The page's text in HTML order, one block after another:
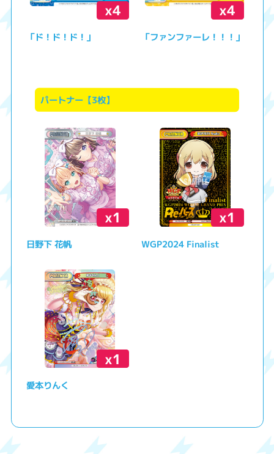
x4
「ド！ド！ド！」
x4
「ファンファーレ！！！」
パートナー【3枚】
x1
日野下 花帆
x1
WGP2024 Finalist
x1
愛本りんく